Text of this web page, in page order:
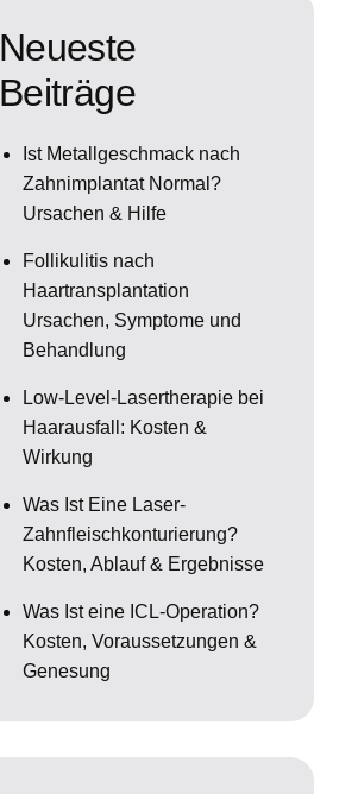
Neueste
Beiträge
Ist Metallgeschmack nach
Zahnimplantat Normal?
Ursachen & Hilfe
Follikulitis nach
Haartransplantation
Ursachen, Symptome und
Behandlung
Low-Level-Lasertherapie bei
Haarausfall: Kosten &
Wirkung
Was Ist Eine Laser-
Zahnfleischkonturierung?
Kosten, Ablauf & Ergebnisse
Was Ist eine ICL-Operation?
Kosten, Voraussetzungen &
Genesung